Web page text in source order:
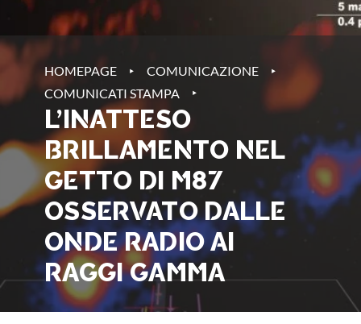
HOMEPAGE ‣ COMUNICAZIONE ‣
COMUNICATI STAMPA ‣
L’INATTESO
BRILLAMENTO NEL
GETTO DI M87
OSSERVATO DALLE
ONDE RADIO AI
RAGGI GAMMA